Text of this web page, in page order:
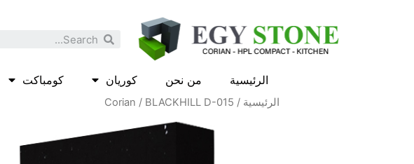
الرئيسية من نحن كوريان كومباكت
الرئيسية /
Corian / BLACKHILL D-015